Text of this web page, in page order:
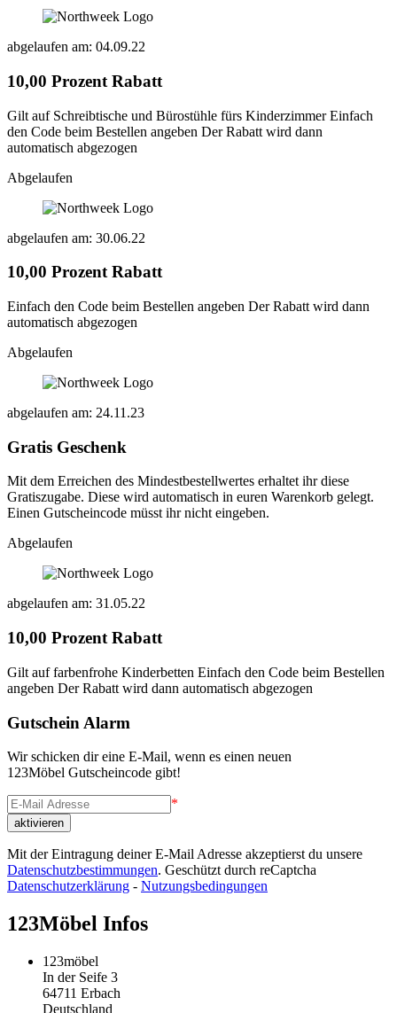
abgelaufen am: 04.09.22
10,00 Prozent Rabatt
Gilt auf Schreibtische und Bürostühle fürs Kinderzimmer Einfach
den Code beim Bestellen angeben Der Rabatt wird dann
automatisch abgezogen
Abgelaufen
abgelaufen am: 30.06.22
10,00 Prozent Rabatt
Einfach den Code beim Bestellen angeben Der Rabatt wird dann
automatisch abgezogen
Abgelaufen
abgelaufen am: 24.11.23
Gratis Geschenk
Mit dem Erreichen des Mindestbestellwertes erhaltet ihr diese
Gratiszugabe. Diese wird automatisch in euren Warenkorb gelegt.
Einen Gutscheincode müsst ihr nicht eingeben.
Abgelaufen
abgelaufen am: 31.05.22
10,00 Prozent Rabatt
Gilt auf farbenfrohe Kinderbetten Einfach den Code beim Bestellen
angeben Der Rabatt wird dann automatisch abgezogen
Gutschein Alarm
Wir schicken dir eine E-Mail, wenn es einen neuen
123Möbel Gutscheincode gibt!
*
Mit der Eintragung deiner E-Mail Adresse akzeptierst du unsere
Datenschutzbestimmungen. Geschützt durch reCaptcha
Datenschutzerklärung - Nutzungsbedingungen
123Möbel Infos
123möbel
In der Seife 3
64711 Erbach
Deutschland